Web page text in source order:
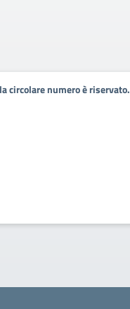
circolare numero è riservato.